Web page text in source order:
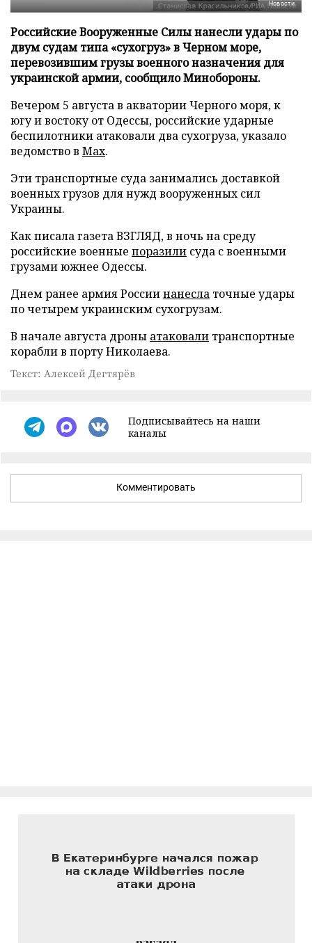
Новости
Российские Вооруженные Силы нанесли удары по
двум судам типа «сухогруз» в Черном море,
перевозившим грузы военного назначения для
украинской армии, сообщило Минобороны.
Вечером 5 августа в акватории Черного моря, к
югу и востоку от Одессы, российские ударные
беспилотники атаковали два сухогруза, указало
ведомство в Max.
Эти транспортные суда занимались доставкой
военных грузов для нужд вооруженных сил
Украины.
Как писала газета ВЗГЛЯД, в ночь на среду
российские военные поразили суда с военными
грузами южнее Одессы.
Днем ранее армия Россиинанесла точные удары
по четырем украинским сухогрузам.
В начале августа дроны атаковали транспортные
корабли в порту Николаева.
Текст: Алексей Дегтярёв
Подписывайтесь на наши
каналы
Комментировать